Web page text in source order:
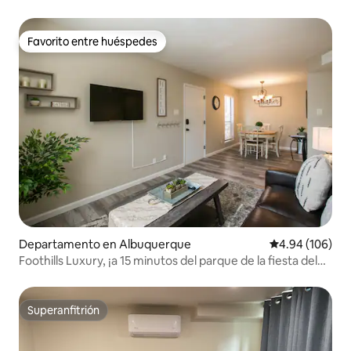
Favorito entre huéspedes
Favorito entre huéspedes
Departamento en Albuquerque Calificación
4.94 (106)
Foothills Luxury, ¡a 15 minutos del parque de la fiesta del
Superanfitrión
Superanfitrión